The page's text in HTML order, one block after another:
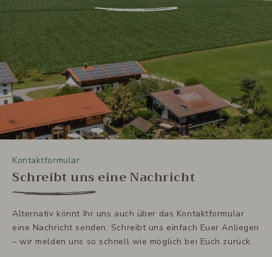
Kontaktformular
Schreibt uns eine Nachricht
Alternativ könnt Ihr uns auch über das Kontaktformular
eine Nachricht senden. Schreibt uns einfach Euer Anliegen
– wir melden uns so schnell wie möglich bei Euch zurück.